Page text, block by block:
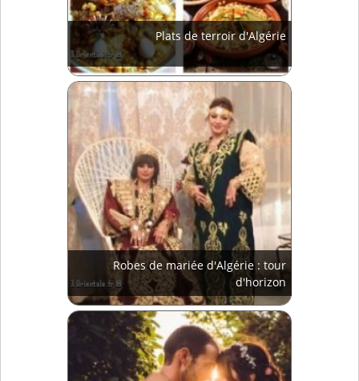
Plats de terroir d'Algérie
Robes de mariée d'Algérie : tour
d'horizon